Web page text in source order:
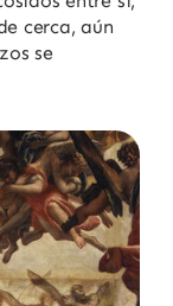
cerca, aún
se